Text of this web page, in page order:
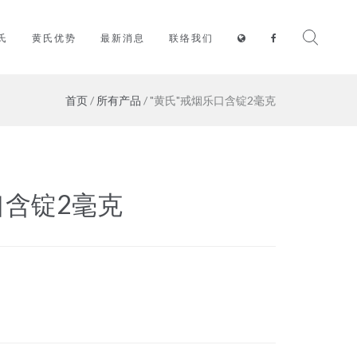
黄氏优势 最新消息 联络我们
首页/ 所有产品 / "黄氏"戒烟乐口含锭2毫克
锭2毫克